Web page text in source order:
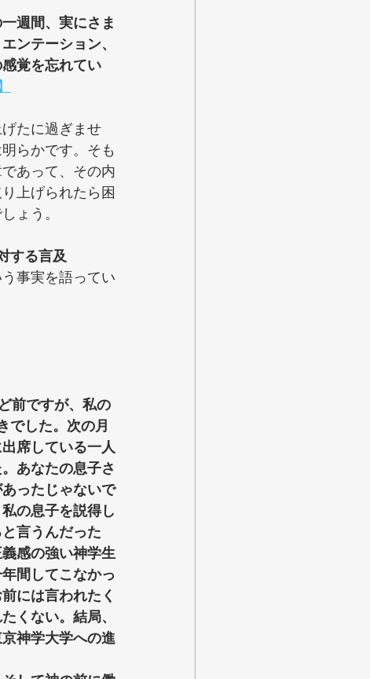
週間、実にさま
ンテーション、
覚を忘れてい
たに過ぎませ
らかです。そも
あって、その内
上げられたら困
ょう。
する言及
事実を語ってい
前ですが、私の
でした。次の月
席している一人
あなたの息子さ
ったじゃないで
の息子を説得し
言うんだった
感の強い神学生
間してこなかっ
には言われたく
くない。結局、
神学大学への進